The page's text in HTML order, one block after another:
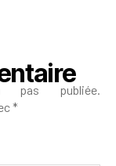
pas publiée.
*